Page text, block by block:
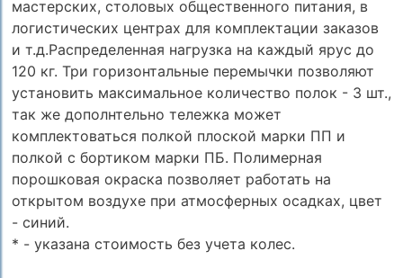
мастерских, столовых общественного питания, в
логистических центрах для комплектации заказов
и т.д.Распределенная нагрузка на каждый ярус до
120 кг. Три горизонтальные перемычки позволяют
установить максимальное количество полок - 3 шт.,
так же дополнтельно тележка может
комплектоваться полкой плоской марки ПП и
полкой с бортиком марки ПБ. Полимерная
порошковая окраска позволяет работать на
открытом воздухе при атмосферных осадках, цвет
- синий.
* - указана стоимость без учета колес.